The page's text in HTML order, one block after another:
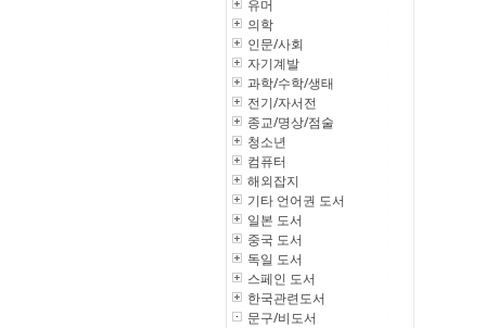
유머
의학
인문/사회
자기계발
과학/수학/생태
전기/자서전
종교/명상/점술
청소년
컴퓨터
해외잡지
기타 언어권 도서
일본 도서
중국 도서
독일 도서
스페인 도서
한국관련도서
문구/비도서